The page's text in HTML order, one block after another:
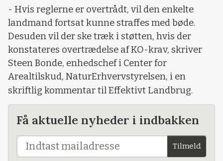
- Hvis reglerne er overtrådt, vil den enkelte
landmand fortsat kunne straffes med bøde.
Desuden vil der ske træk i støtten, hvis der
konstateres overtrædelse af KO-krav, skriver
Steen Bonde, enhedschef i Center for
Arealtilskud, NaturErhvervstyrelsen, i en
skriftlig kommentar til Effektivt Landbrug.
Få aktuelle nyheder i indbakken
Tilmeld